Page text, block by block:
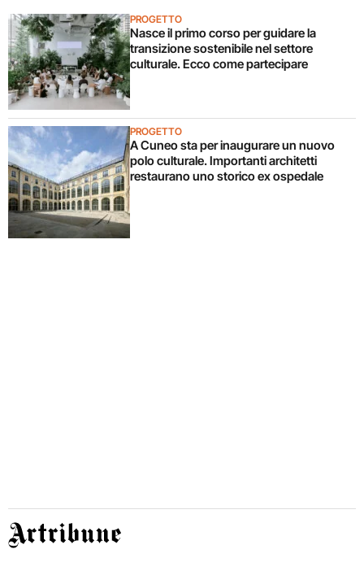
PROGETTO
Nasce il primo corso per guidare la
transizione sostenibile nel settore
culturale. Ecco come partecipare
PROGETTO
A Cuneo sta per inaugurare un nuovo
polo culturale. Importanti architetti
restaurano uno storico ex ospedale
Artribune